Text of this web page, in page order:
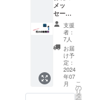
た方限
定） ※
当日
メール
ご提示
で上柳
祭オリ
ジナル
券をお
渡しし
ます。
現金
メッ
セージ
上柳祭
オリジ
ナルし
おり
（ご来
場いた
だいた
方限
定） ・
商品サ
支援
者：
7人
お届
け予
定：
2024
年07
月
こ
の
リ
タ